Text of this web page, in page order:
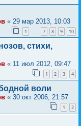
« 29 мар 2013, 10:03
1 … 7 8 9 10
стихи,
« 11 июл 2012, 09:47
1 2 3 4
воли
« 30 окт 2006, 21:57
1 2